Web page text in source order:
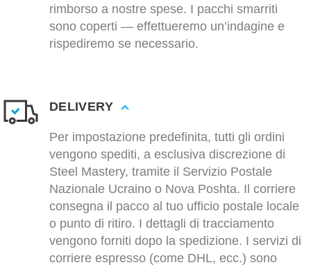
rimborso a nostre spese. I pacchi smarriti
sono coperti — effettueremo un’indagine e
rispediremo se necessario.
DELIVERY
Per impostazione predefinita, tutti gli ordini
vengono spediti, a esclusiva discrezione di
Steel Mastery, tramite il Servizio Postale
Nazionale Ucraino o Nova Poshta. Il corriere
consegna il pacco al tuo ufficio postale locale
o punto di ritiro. I dettagli di tracciamento
vengono forniti dopo la spedizione. I servizi di
corriere espresso (come DHL, ecc.) sono